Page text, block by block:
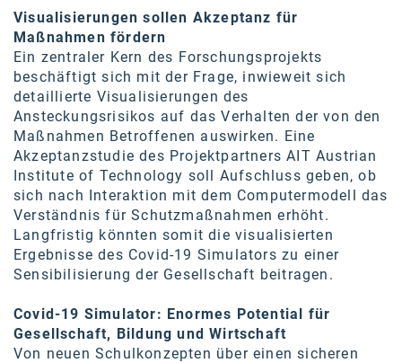
Visualisierungen sollen Akzeptanz für
Maßnahmen fördern
Ein zentraler Kern des Forschungsprojekts
beschäftigt sich mit der Frage, inwieweit sich
detaillierte Visualisierungen des
Ansteckungsrisikos auf das Verhalten der von den
Maßnahmen Betroffenen auswirken. Eine
Akzeptanzstudie des Projektpartners AIT Austrian
Institute of Technology soll Aufschluss geben, ob
sich nach Interaktion mit dem Computermodell das
Verständnis für Schutzmaßnahmen erhöht.
Langfristig könnten somit die visualisierten
Ergebnisse des Covid-19 Simulators zu einer
Sensibilisierung der Gesellschaft beitragen.
Covid-19 Simulator: Enormes Potential für
Gesellschaft, Bildung und Wirtschaft
Von neuen Schulkonzepten über einen sicheren